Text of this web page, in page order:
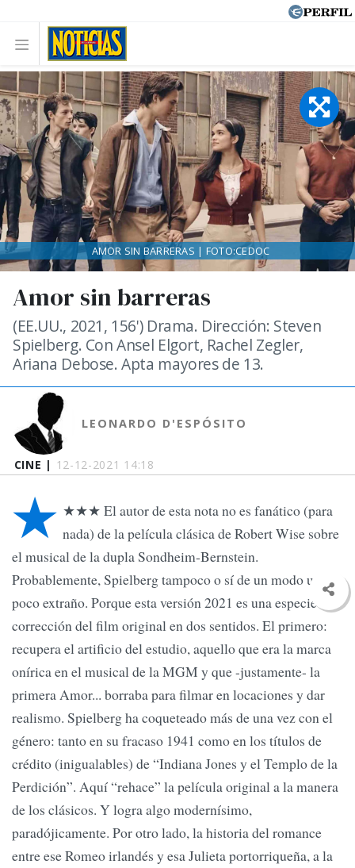
CINE | 12-12-2021 14:18
Amor sin barreras
(EE.UU., 2021, 156') Drama. Dirección: Steven
Spielberg. Con Ansel Elgort, Rachel Zegler,
Ariana Debose. Apta mayores de 13.
LEONARDO D'ESPÓSITO
AMOR SIN BARRERAS | FOTO:CEDOC
★ ★★★ El autor de esta nota no es fanático (para
nada) de la película clásica de Robert Wise sobre
el musical de la dupla Sondheim-Bernstein.
Probablemente, Spielberg tampoco o sí de un modo un
poco extraño. Porque esta versión 2021 es una especie de
corrección del film original en dos sentidos. El primero:
recupera el artificio del estudio, aquello que era la marca
onírica en el musical de la MGM y que -justamente- la
primera Amor... borraba para filmar en locaciones y dar
realismo. Spielberg ha coqueteado más de una vez con el
género: tanto en su fracaso 1941 como en los títulos de
crédito (inigualables) de “Indiana Jones y el Templo de la
Perdición”. Aquí “rehace” la película original a la manera
de los clásicos. Y logra algo modernísimo,
paradójicamente. Por otro lado, la historia del romance
entre ese Romeo irlandés y esa Julieta portorriqueña, a la